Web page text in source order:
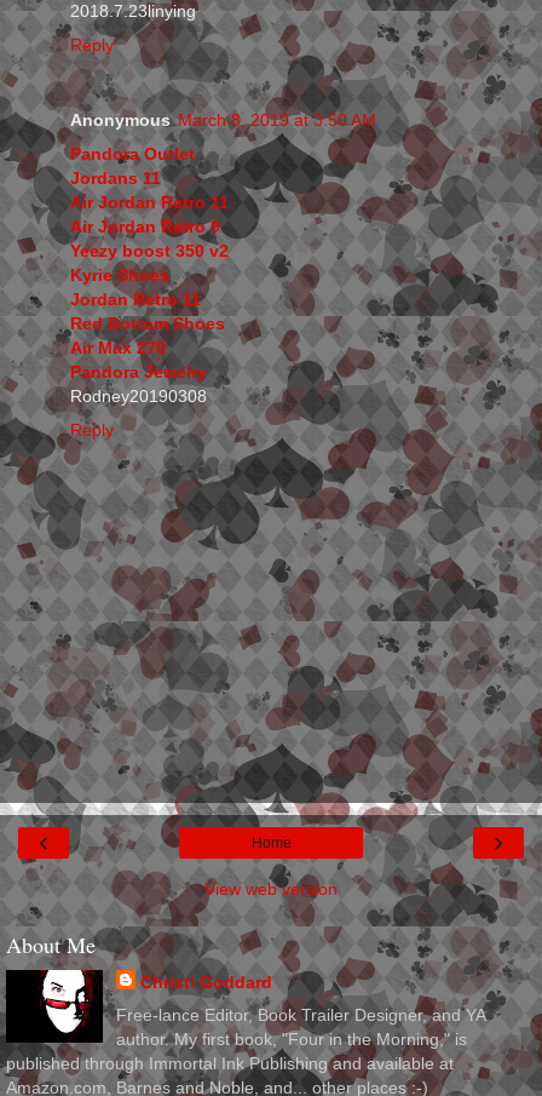
2018.7.23linying
Reply
Anonymous March 8, 2019 at 3:50 AM
Pandora Outlet
Jordans 11
Air Jordan Retro 11
Air Jordan Retro 9
Yeezy boost 350 v2
Kyrie Shoes
Jordan Retro 11
Red Bottom Shoes
Air Max 270
Pandora Jewelry
Rodney20190308
Reply
‹ ›
Home
View web version
About Me
Christi Goddard
Free-lance Editor, Book Trailer Designer, and YA
author. My first book, "Four in the Morning," is
published through Immortal Ink Publishing and available at
Amazon.com, Barnes and Noble, and... other places :-)